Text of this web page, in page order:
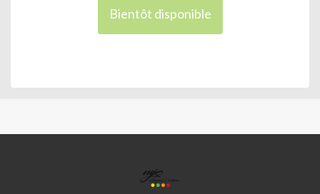
Bientôt disponible
MJC
DE